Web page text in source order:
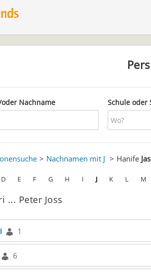
Nachname Schule oder
Nachnamen mit J Hanife
D E F G H I J K L M
... Peter Joss
1
6